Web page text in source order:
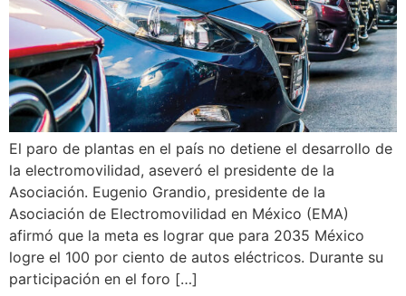
El paro de plantas en el país no detiene el desarrollo de
la electromovilidad, aseveró el presidente de la
Asociación. Eugenio Grandio, presidente de la
Asociación de Electromovilidad en México (EMA)
afirmó que la meta es lograr que para 2035 México
logre el 100 por ciento de autos eléctricos. Durante su
participación en el foro […]